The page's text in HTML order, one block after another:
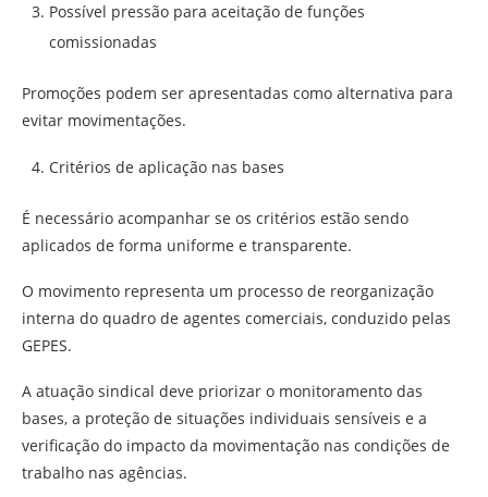
Possível pressão para aceitação de funções
comissionadas
Promoções podem ser apresentadas como alternativa para
evitar movimentações.
Critérios de aplicação nas bases
É necessário acompanhar se os critérios estão sendo
aplicados de forma uniforme e transparente.
O movimento representa um processo de reorganização
interna do quadro de agentes comerciais, conduzido pelas
GEPES.
A atuação sindical deve priorizar o monitoramento das
bases, a proteção de situações individuais sensíveis e a
verificação do impacto da movimentação nas condições de
trabalho nas agências.